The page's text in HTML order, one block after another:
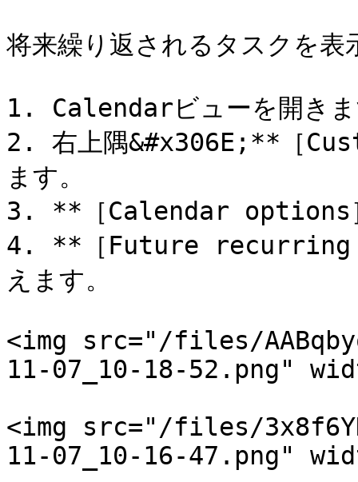
将来繰り返されるタスクを表
1. Calendarビューを開き
2. 右上隅&#x306E;**［
ます。
3. **［Calendar options
4. **［Future recurring
えます。
<img src="/files/
11-07_10-18-52.png"
<img src="/files/
11-07_10-16-47.png"